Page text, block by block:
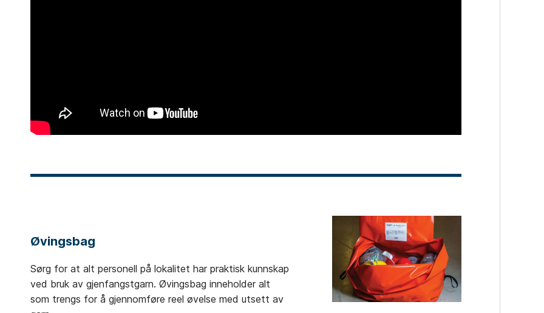
Øvingsbag
Sørg for at alt personell på lokalitet har praktisk kunnskap
ved bruk av gjenfangstgarn. Øvingsbag inneholder alt
som trengs for å gjennomføre reel øvelse med utsett av